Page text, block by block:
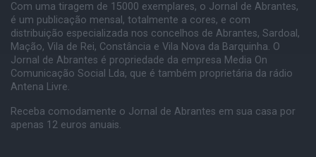
Com uma tiragem de 15000 exemplares, o Jornal de Abrantes,
é um publicação mensal, totalmente a cores, e com
distribuição especializada nos concelhos de Abrantes, Sardoal,
Mação, Vila de Rei, Constância e Vila Nova da Barquinha. O
Jornal de Abrantes é propriedade da empresa Media On
Comunicação Social Lda, que é também proprietária da rádio
Antena Livre.
Receba comodamente o Jornal de Abrantes em sua casa por
apenas 12 euros anuais.